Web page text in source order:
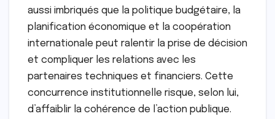
aussi imbriqués que la politique budgétaire, la
planification économique et la coopération
internationale peut ralentir la prise de décision
et compliquer les relations avec les
partenaires techniques et financiers. Cette
concurrence institutionnelle risque, selon lui,
d’affaiblir la cohérence de l’action publique.